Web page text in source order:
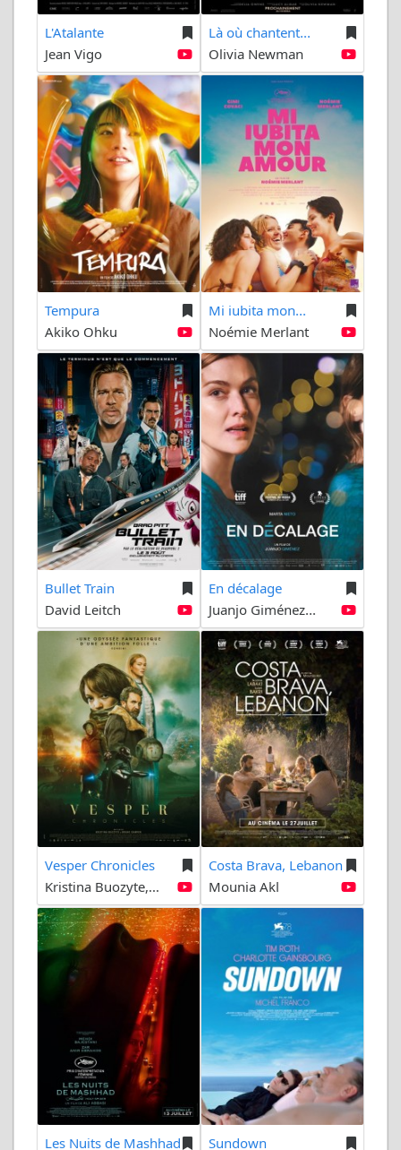
L'Atalante
Jean Vigo
Là où chantent...
Olivia Newman
Tempura
Akiko Ohku
Mi iubita mon...
Noémie Merlant
Bullet Train
David Leitch
En décalage
Juanjo Giménez...
Vesper Chronicles
Kristina Buozyte,...
Costa Brava, Lebanon
Mounia Akl
Les Nuits de Mashhad Sundown